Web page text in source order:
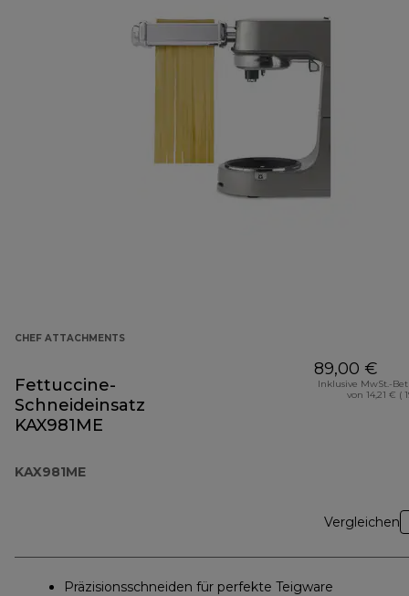
CHEF ATTACHMENTS
Fettuccine-
Schneideinsatz
KAX981ME
KAX981ME
89,00 €
Inklusive MwSt.-
von 14,21 € (
Vergleichen
Präzisionsschneiden für perfekte Teigware